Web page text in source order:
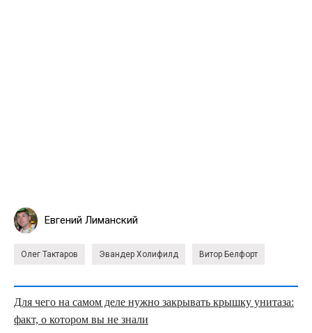
Евгений Лиманский
Олег Тактаров Эвандер Холифилд Витор Белфорт
Для чего на самом деле нужно закрывать крышку унитаза:
факт, о котором вы не знали